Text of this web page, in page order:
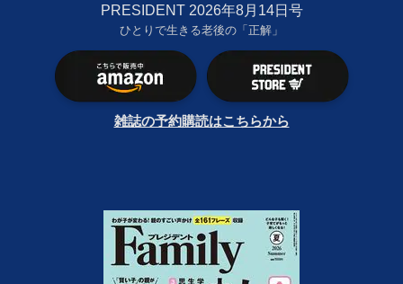
PRESIDENT 2026年8月14日号
ひとりで生きる老後の「正解」
雑誌の予約購読はこちらから